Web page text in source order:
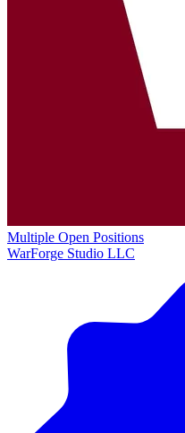
Multiple Open Positions
WarForge Studio LLC